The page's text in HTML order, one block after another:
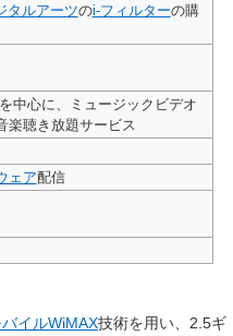
タルアーツのi-フィルターの購
中心に、ミュージックビデオ
楽聴き放題サービス
ェア配信
バイルWiMAX技術を用い、2.5ギ